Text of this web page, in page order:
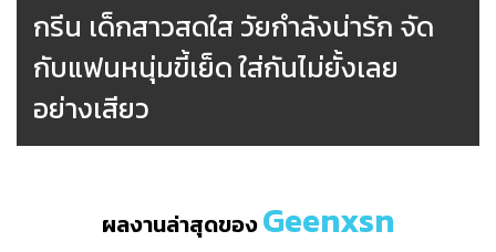
กรีน เด็กสาวสดใส วัยกำลังน่ารัก จัด
กับแฟนหนุ่มขี้เย็ด ใส่กันไม่ยั้งเลย
อย่างเสียว
ผลงานล่าสุดของGeenxsn